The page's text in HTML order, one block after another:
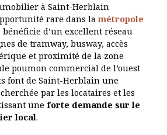
à Saint-Herblain
rare dans la métropole
d’un excellent réseau
de tramway, busway, accès
et proximité de la zone
poumon commercial de l’ouest
font de Saint-Herblain une
par les locataires et les
une forte demande sur le
local.